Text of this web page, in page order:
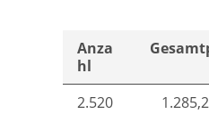
Anza
hl
2.520